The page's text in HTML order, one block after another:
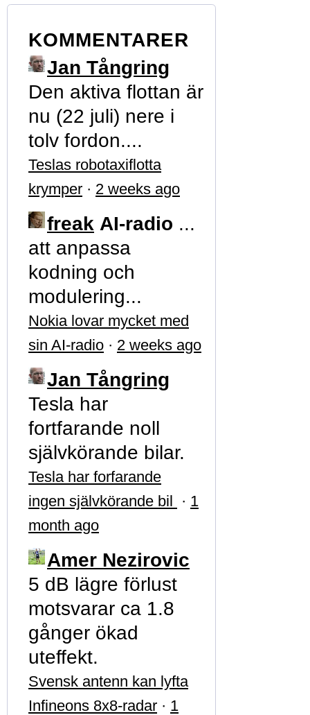
KOMMENTARER
Jan Tångring
Den aktiva flottan är
nu (22 juli) nere i
tolv fordon....
Teslas robotaxiflotta
krymper · 2 weeks ago
freak AI-radio ...
att anpassa
kodning och
modulering...
Nokia lovar mycket med
sin AI-radio · 2 weeks ago
Jan Tångring
Tesla har
fortfarande noll
självkörande bilar.
Tesla har forfarande
ingen självkörande bil · 1
month ago
Amer Nezirovic
5 dB lägre förlust
motsvarar ca 1.8
gånger ökad
uteffekt.
Svensk antenn kan lyfta
Infineons 8x8-radar · 1